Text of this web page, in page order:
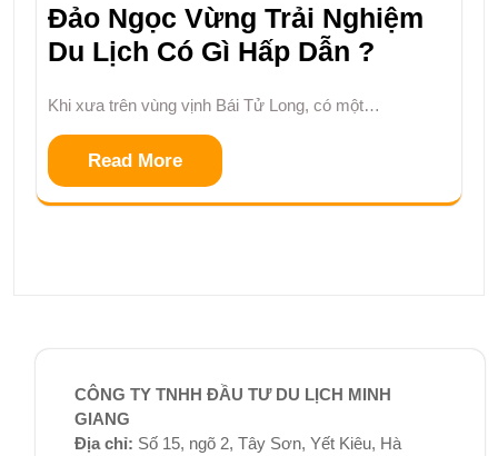
Đảo Ngọc Vừng Trải Nghiệm
Du Lịch Có Gì Hấp Dẫn ?
Khi xưa trên vùng vịnh Bái Tử Long, có một…
Read More
CÔNG TY TNHH ĐẦU TƯ DU LỊCH MINH
GIANG
Địa chỉ: Số 15, ngõ 2, Tây Sơn, Yết Kiêu, Hà